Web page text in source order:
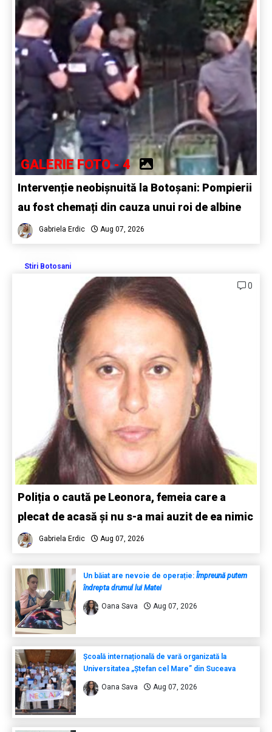
GALERIE FOTO - 4
Intervenție neobișnuită la Botoșani: Pompierii
au fost chemați din cauza unui roi de albine
Gabriela Erdic Aug 07, 2026
Stiri Botosani
0
Poliția o caută pe Leonora, femeia care a
plecat de acasă și nu s-a mai auzit de ea nimic
Gabriela Erdic Aug 07, 2026
Un băiat are nevoie de operație: Împreună putem
îndrepta drumul lui Matei
Oana Sava Aug 07, 2026
Școală internațională de vară organizată la
Universitatea „Ștefan cel Mare” din Suceava
Oana Sava Aug 07, 2026